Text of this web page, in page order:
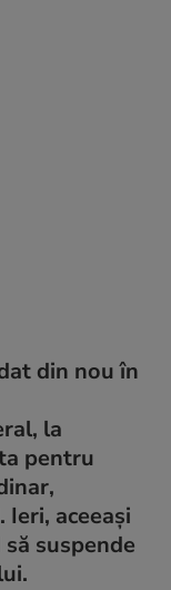
din nou în
la
pentru
aceeași
suspende